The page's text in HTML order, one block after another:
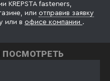
KREPSTA fasteners,
или отправив заявку
или в офисе компании .